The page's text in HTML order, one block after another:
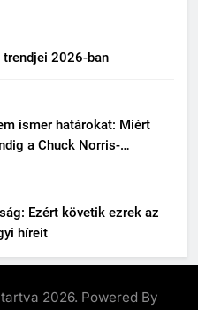
2026-ban
ismer határokat: Miért
a Chuck Norris-
Ezért követik ezrek az
híreit
2026. Powered By